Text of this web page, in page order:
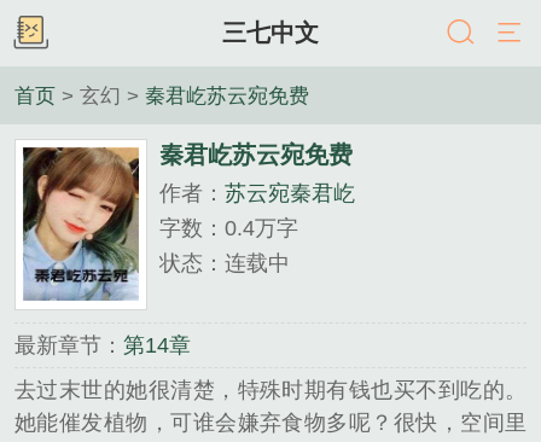
三七中文
首页 > 玄幻 > 秦君屹苏云宛免费
秦君屹苏云宛免费
作者： 苏云宛秦君屹
字数：0.4万字
状态：连载中
最新章节： 第14章
去过末世的她很清楚，特殊时期有钱也买不到吃的。
她能催发植物，可谁会嫌弃食物多呢？很快，空间里